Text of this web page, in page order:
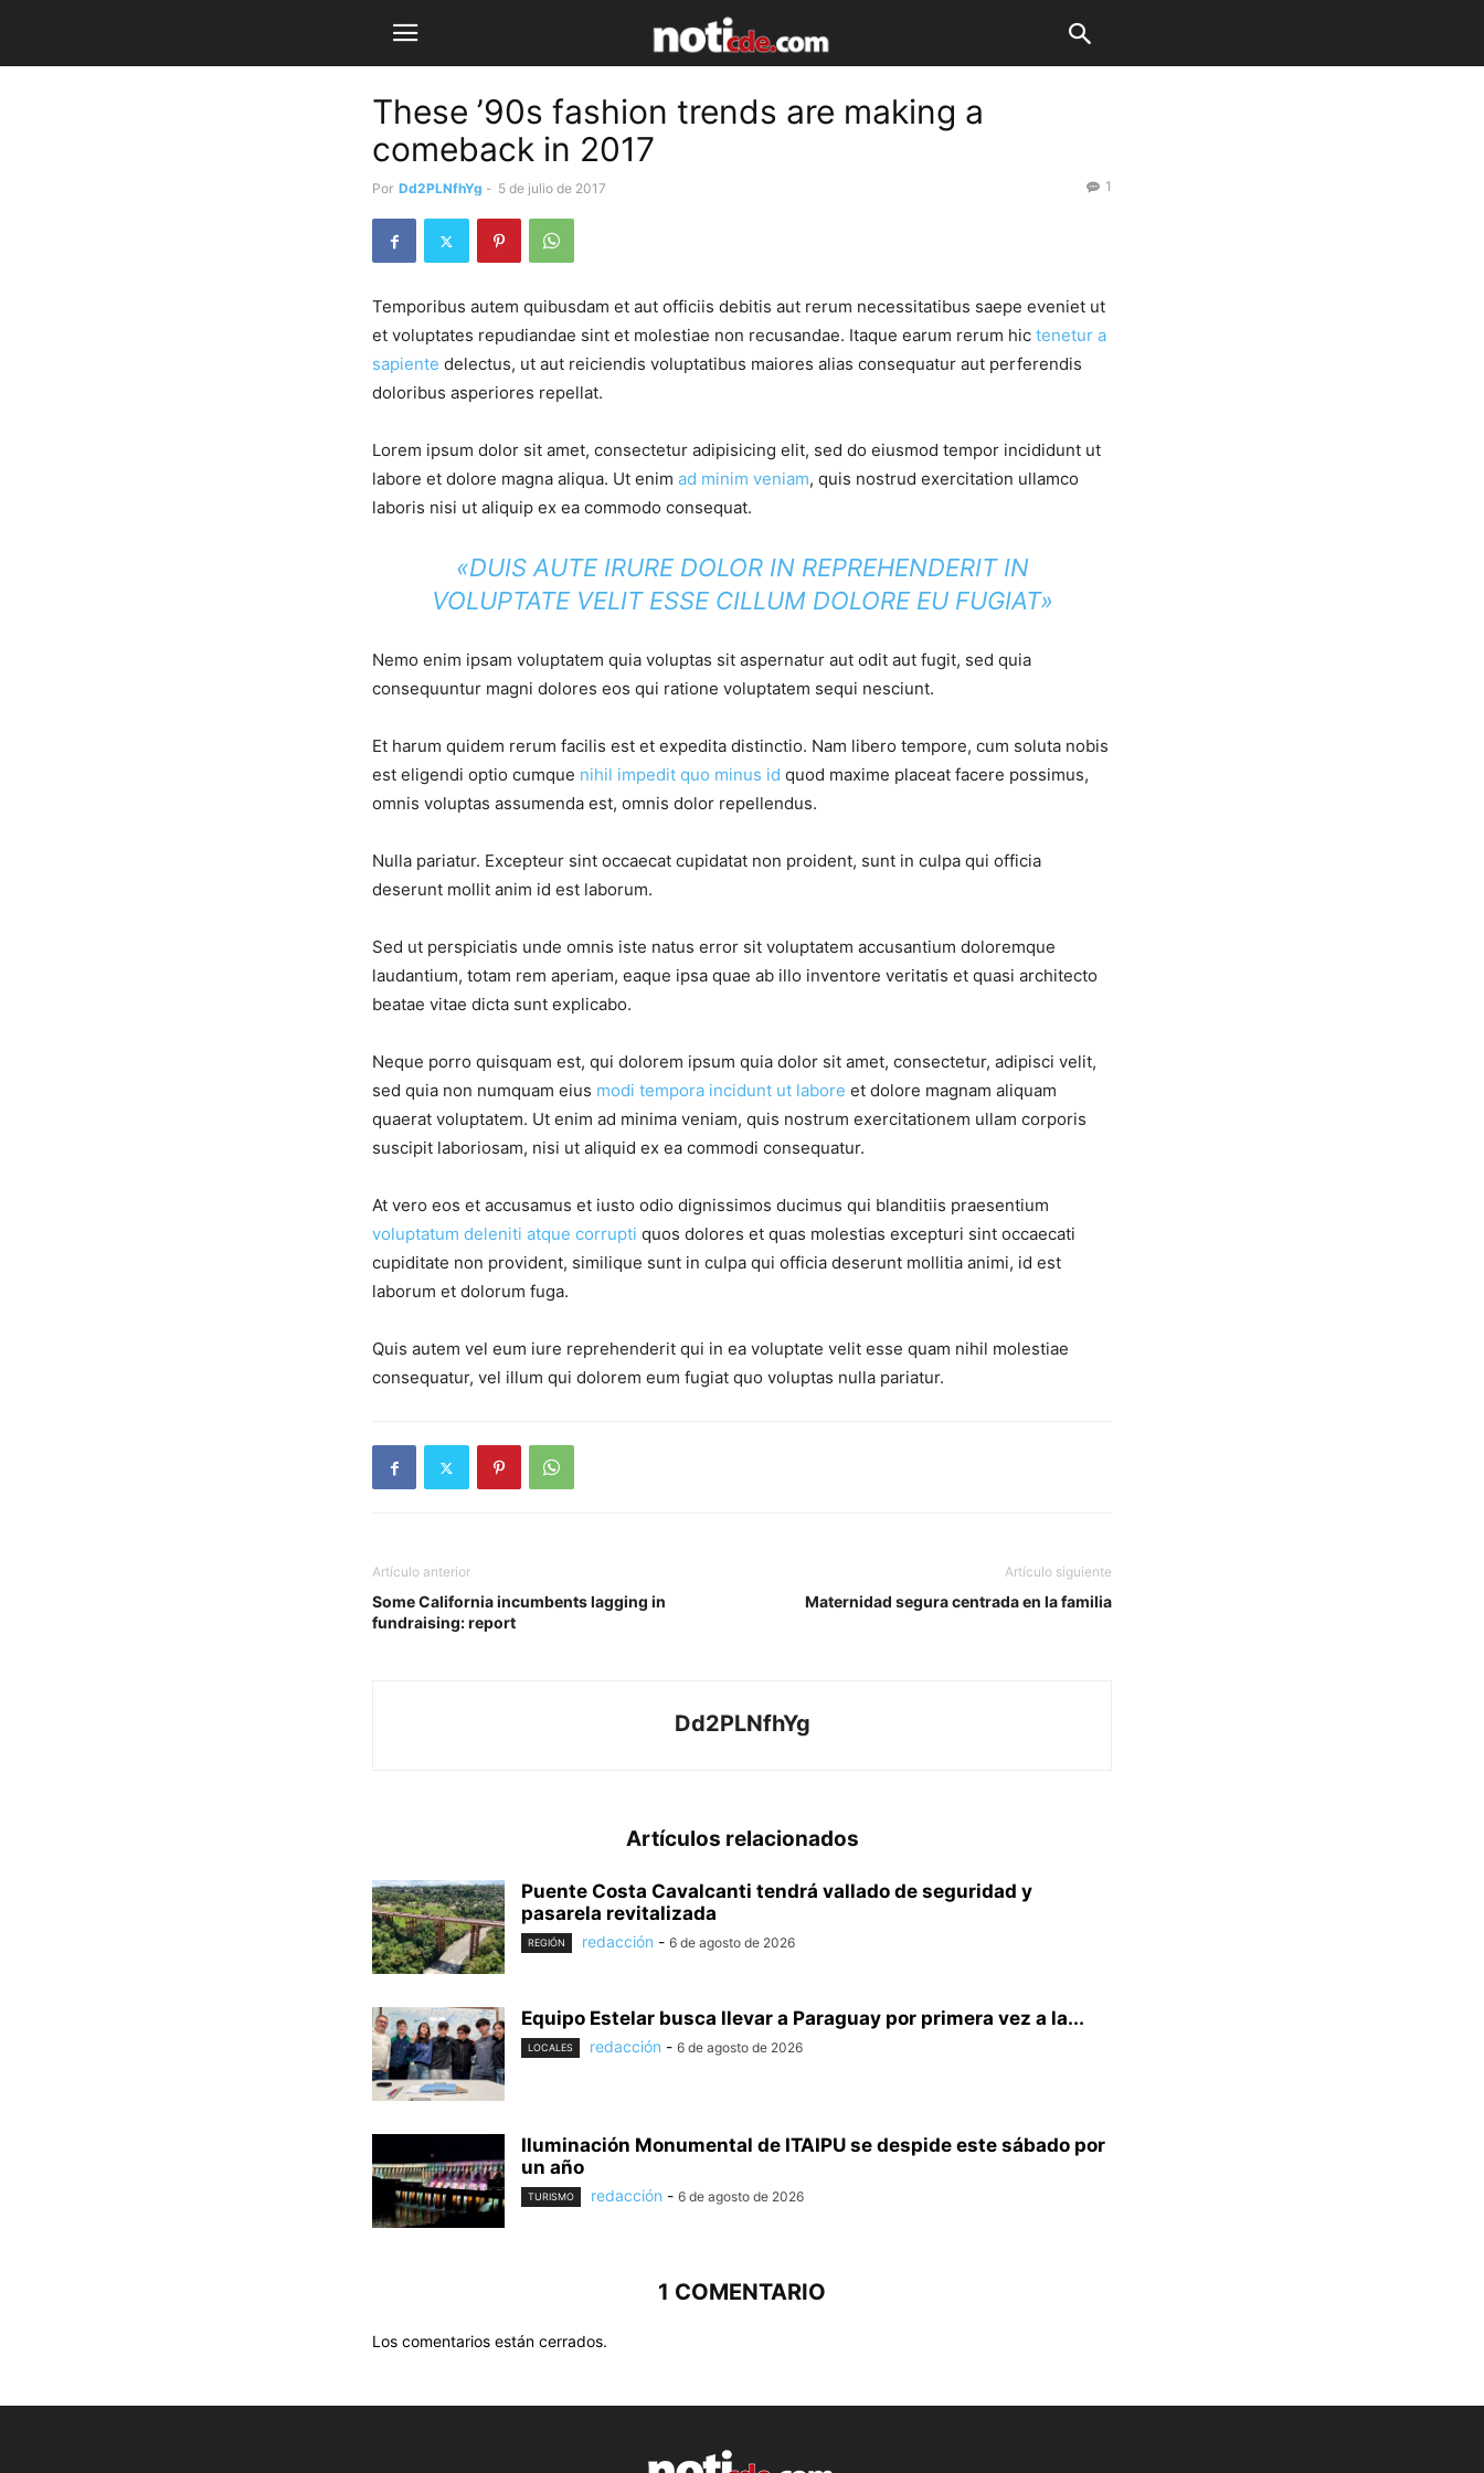
These ’90s fashion trends are making a
comeback in 2017
Por Dd2PLNfhYg - 5 de julio de 2017 1
Temporibus autem quibusdam et aut officiis debitis aut rerum necessitatibus saepe eveniet ut
et voluptates repudiandae sint et molestiae non recusandae. Itaque earum rerum hic tenetur a
sapiente delectus, ut aut reiciendis voluptatibus maiores alias consequatur aut perferendis
doloribus asperiores repellat.
Lorem ipsum dolor sit amet, consectetur adipisicing elit, sed do eiusmod tempor incididunt ut
labore et dolore magna aliqua. Ut enim ad minim veniam, quis nostrud exercitation ullamco
laboris nisi ut aliquip ex ea commodo consequat.
«DUIS AUTE IRURE DOLOR IN REPREHENDERIT IN
VOLUPTATE VELIT ESSE CILLUM DOLORE EU FUGIAT»
Nemo enim ipsam voluptatem quia voluptas sit aspernatur aut odit aut fugit, sed quia
consequuntur magni dolores eos qui ratione voluptatem sequi nesciunt.
Et harum quidem rerum facilis est et expedita distinctio. Nam libero tempore, cum soluta nobis
est eligendi optio cumque nihil impedit quo minus id quod maxime placeat facere possimus,
omnis voluptas assumenda est, omnis dolor repellendus.
Nulla pariatur. Excepteur sint occaecat cupidatat non proident, sunt in culpa qui officia
deserunt mollit anim id est laborum.
Sed ut perspiciatis unde omnis iste natus error sit voluptatem accusantium doloremque
laudantium, totam rem aperiam, eaque ipsa quae ab illo inventore veritatis et quasi architecto
beatae vitae dicta sunt explicabo.
Neque porro quisquam est, qui dolorem ipsum quia dolor sit amet, consectetur, adipisci velit,
sed quia non numquam eius modi tempora incidunt ut labore et dolore magnam aliquam
quaerat voluptatem. Ut enim ad minima veniam, quis nostrum exercitationem ullam corporis
suscipit laboriosam, nisi ut aliquid ex ea commodi consequatur.
At vero eos et accusamus et iusto odio dignissimos ducimus qui blanditiis praesentium
voluptatum deleniti atque corrupti quos dolores et quas molestias excepturi sint occaecati
cupiditate non provident, similique sunt in culpa qui officia deserunt mollitia animi, id est
laborum et dolorum fuga.
Quis autem vel eum iure reprehenderit qui in ea voluptate velit esse quam nihil molestiae
consequatur, vel illum qui dolorem eum fugiat quo voluptas nulla pariatur.
Artículo anterior
Some California incumbents lagging in
fundraising: report
Artículo siguiente
Maternidad segura centrada en la familia
Dd2PLNfhYg
Artículos relacionados
Puente Costa Cavalcanti tendrá vallado de seguridad y
pasarela revitalizada
REGIÓN redacción - 6 de agosto de 2026
Equipo Estelar busca llevar a Paraguay por primera vez a la...
LOCALES redacción - 6 de agosto de 2026
Iluminación Monumental de ITAIPU se despide este sábado por
un año
TURISMO redacción - 6 de agosto de 2026
1 COMENTARIO
Los comentarios están cerrados.